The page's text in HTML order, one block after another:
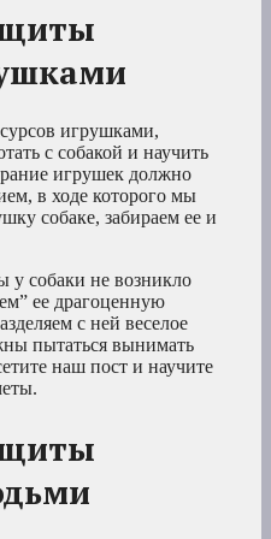
игрушками,
с собакой и научить
игрушек должно
в ходе которого мы
собаке, забираем ее и
у собаки не возникло
ее драгоценную
с ней веселое
пытаться вынимать
наш пост и научите